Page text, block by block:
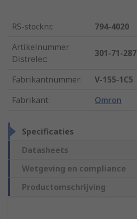
RS-stocknr.:
794-4020
Artikelnummer
Distrelec:
301-71-287
Fabrikantnummer:
V-155-1C5
Fabrikant: Omron
Specificaties
Datasheets
Wetgeving en compliance
Productomschrijving